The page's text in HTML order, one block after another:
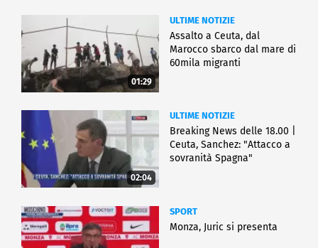
01:29
ULTIME NOTIZIE
Assalto a Ceuta, dal
Marocco sbarco dal mare di
60mila migranti
02:04
ULTIME NOTIZIE
Breaking News delle 18.00 |
Ceuta, Sanchez: "Attacco a
sovranità Spagna"
SPORT
Monza, Juric si presenta